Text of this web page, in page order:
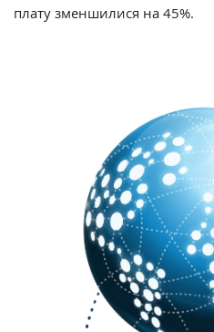
плату зменшилися на 45%.